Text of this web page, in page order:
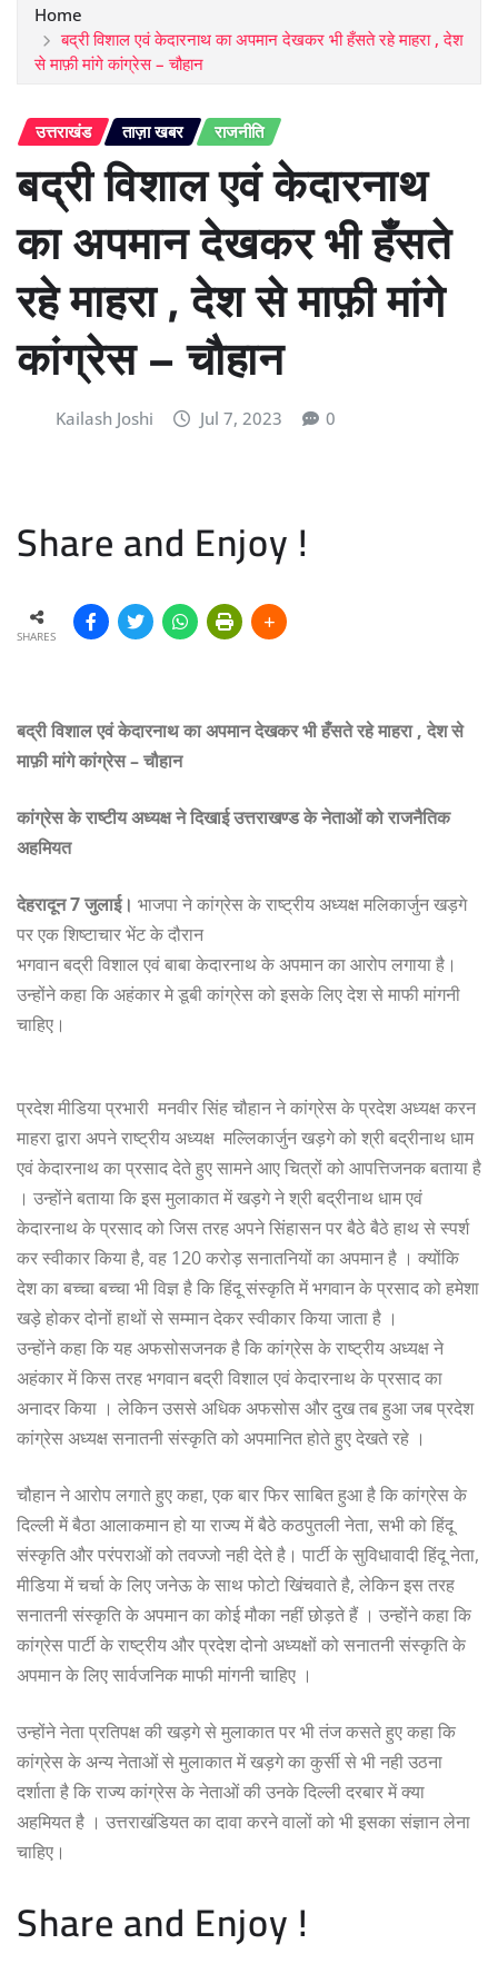
Home
बद्री विशाल एवं केदारनाथ का अपमान देखकर भी हँसते रहे माहरा , देश
से माफ़ी मांगे कांग्रेस – चौहान
उत्तराखंड ताज़ा खबर राजनीति
बद्री विशाल एवं केदारनाथ
का अपमान देखकर भी हँसते
रहे माहरा , देश से माफ़ी मांगे
कांग्रेस – चौहान
Kailash Joshi Jul 7, 2023 0
Share and Enjoy !
SHARES
बद्री विशाल एवं केदारनाथ का अपमान देखकर भी हँसते रहे माहरा , देश से
माफ़ी मांगे कांग्रेस – चौहान
कांग्रेस के राष्टीय अध्यक्ष ने दिखाई उत्तराखण्ड के नेताओं को राजनैतिक
अहमियत
देहरादून 7 जुलाई। भाजपा ने कांग्रेस के राष्ट्रीय अध्यक्ष मलिकार्जुन खड़गे
पर एक शिष्टाचार भेंट के दौरान
भगवान बद्री विशाल एवं बाबा केदारनाथ के अपमान का आरोप लगाया है।
उन्होंने कहा कि अहंकार मे डूबी कांग्रेस को इसके लिए देश से माफी मांगनी
चाहिए।
प्रदेश मीडिया प्रभारी मनवीर सिंह चौहान ने कांग्रेस के प्रदेश अध्यक्ष करन
माहरा द्वारा अपने राष्ट्रीय अध्यक्ष मल्लिकार्जुन खड़गे को श्री बद्रीनाथ धाम
एवं केदारनाथ का प्रसाद देते हुए सामने आए चित्रों को आपत्तिजनक बताया है
। उन्होंने बताया कि इस मुलाकात में खड़गे ने श्री बद्रीनाथ धाम एवं
केदारनाथ के प्रसाद को जिस तरह अपने सिंहासन पर बैठे बैठे हाथ से स्पर्श
कर स्वीकार किया है, वह 120 करोड़ सनातनियों का अपमान है । क्योंकि
देश का बच्चा बच्चा भी विज्ञ है कि हिंदू संस्कृति में भगवान के प्रसाद को हमेशा
खड़े होकर दोनों हाथों से सम्मान देकर स्वीकार किया जाता है ।
उन्होंने कहा कि यह अफसोसजनक है कि कांग्रेस के राष्ट्रीय अध्यक्ष ने
अहंकार में किस तरह भगवान बद्री विशाल एवं केदारनाथ के प्रसाद का
अनादर किया । लेकिन उससे अधिक अफसोस और दुख तब हुआ जब प्रदेश
कांग्रेस अध्यक्ष सनातनी संस्कृति को अपमानित होते हुए देखते रहे ।
चौहान ने आरोप लगाते हुए कहा, एक बार फिर साबित हुआ है कि कांग्रेस के
दिल्ली में बैठा आलाकमान हो या राज्य में बैठे कठपुतली नेता, सभी को हिंदू
संस्कृति और परंपराओं को तवज्जो नही देते है। पार्टी के सुविधावादी हिंदू नेता,
मीडिया में चर्चा के लिए जनेऊ के साथ फोटो खिंचवाते है, लेकिन इस तरह
सनातनी संस्कृति के अपमान का कोई मौका नहीं छोड़ते हैं । उन्होंने कहा कि
कांग्रेस पार्टी के राष्ट्रीय और प्रदेश दोनो अध्यक्षों को सनातनी संस्कृति के
अपमान के लिए सार्वजनिक माफी मांगनी चाहिए ।
उन्होंने नेता प्रतिपक्ष की खड़गे से मुलाकात पर भी तंज कसते हुए कहा कि
कांग्रेस के अन्य नेताओं से मुलाकात में खड़गे का कुर्सी से भी नही उठना
दर्शाता है कि राज्य कांग्रेस के नेताओं की उनके दिल्ली दरबार में क्या
अहमियत है । उत्तराखंडियत का दावा करने वालों को भी इसका संज्ञान लेना
चाहिए।
Share and Enjoy !